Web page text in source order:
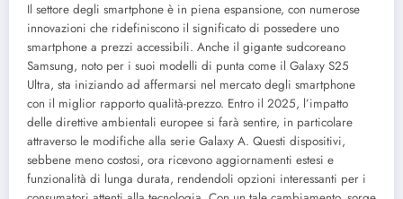
Il settore degli smartphone è in piena espansione, con numerose
innovazioni che ridefiniscono il significato di possedere uno
smartphone a prezzi accessibili. Anche il gigante sudcoreano
Samsung, noto per i suoi modelli di punta come il Galaxy S25
Ultra, sta iniziando ad affermarsi nel mercato degli smartphone
con il miglior rapporto qualità-prezzo. Entro il 2025, l’impatto
delle direttive ambientali europee si farà sentire, in particolare
attraverso le modifiche alla serie Galaxy A. Questi dispositivi,
sebbene meno costosi, ora ricevono aggiornamenti estesi e
funzionalità di lunga durata, rendendoli opzioni interessanti per i